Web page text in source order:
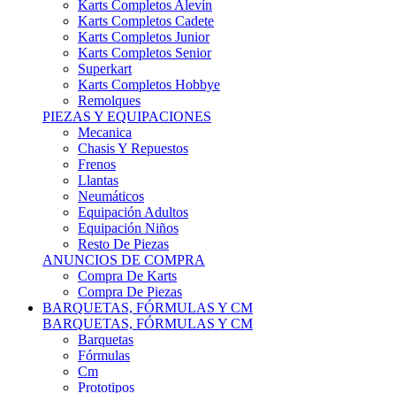
Karts Completos Junior
Karts Completos Senior
Superkart
Karts Completos Hobbye
Remolques
PIEZAS Y EQUIPACIONES
Mecanica
Chasis Y Repuestos
Frenos
Llantas
Neumáticos
Equipación Adultos
Equipación Niños
Resto De Piezas
ANUNCIOS DE COMPRA
Compra De Karts
Compra De Piezas
BARQUETAS, FÓRMULAS Y CM
BARQUETAS, FÓRMULAS Y CM
Barquetas
Fórmulas
Cm
Prototipos
Remolques